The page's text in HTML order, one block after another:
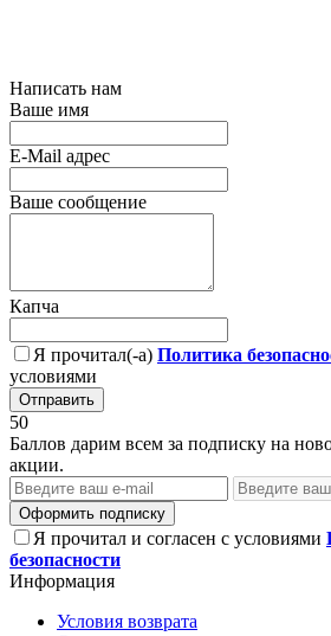
Написать нам
Ваше имя
E-Mail адрес
Ваше сообщение
Капча
Я прочитал(-а) Политика
условиями
Отправить
50
Баллов дарим всем за подписку на
акции.
Оформить подписку
Я прочитал и согласен с условиями
безопасности
Информация
Условия возврата